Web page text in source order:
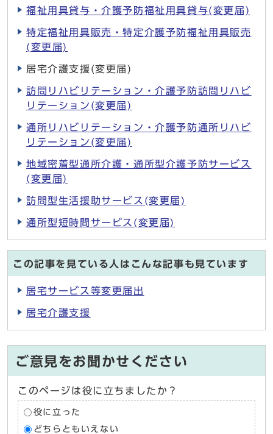
福祉用具貸与・介護予防福祉用具貸与(変更届)
特定福祉用具販売・特定介護予防福祉用具販売
(変更届)
居宅介護支援(変更届)
訪問リハビリテーション・介護予防訪問リハビ
リテーション(変更届)
通所リハビリテーション・介護予防通所リハビ
リテーション(変更届)
地域密着型通所介護・通所型介護予防サービス
(変更届)
訪問型生活援助サービス(変更届)
通所型短時間サービス(変更届)
この記事を見ている人はこんな記事も見ています
居宅サービス等変更届出
居宅介護支援
ご意見をお聞かせください
このページは役に立ちましたか？
役に立った
どちらともいえない